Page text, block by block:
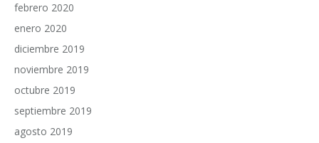
febrero 2020
enero 2020
diciembre 2019
noviembre 2019
octubre 2019
septiembre 2019
agosto 2019